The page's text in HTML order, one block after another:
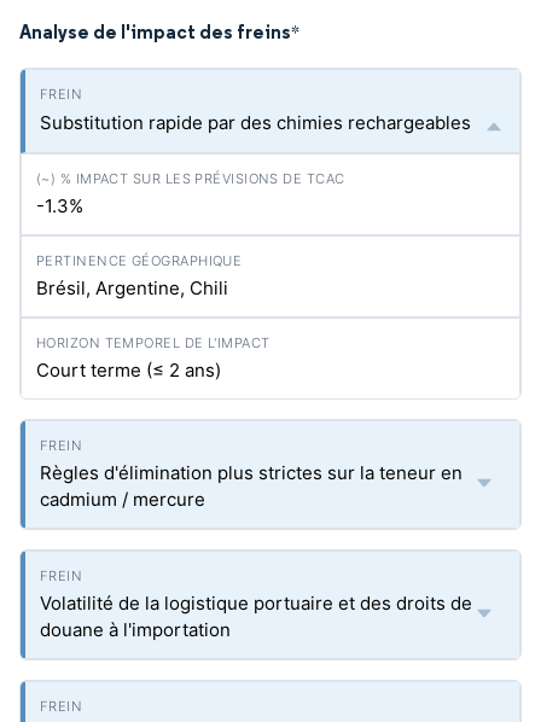
Analyse de l'impact des freins*
Substitution rapide par des chimies rechargeables
-1.3%
Brésil, Argentine, Chili
Court terme (≤ 2 ans)
Règles d'élimination plus strictes sur la teneur en
cadmium / mercure
Volatilité de la logistique portuaire et des droits de
douane à l'importation